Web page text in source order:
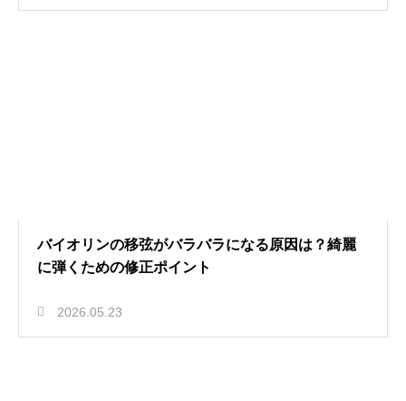
バイオリンの移弦がバラバラになる原因は？綺麗
に弾くための修正ポイント
2026.05.23